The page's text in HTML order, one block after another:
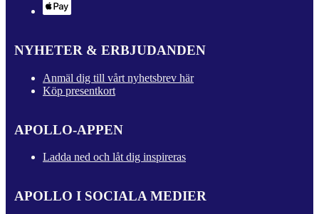
NYHETER & ERBJUDANDEN
Anmäl dig till vårt nyhetsbrev här
Köp presentkort
APOLLO-APPEN
Ladda ned och låt dig inspireras
APOLLO I SOCIALA MEDIER